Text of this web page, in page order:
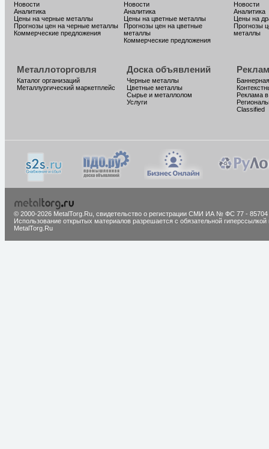
Новости
Аналитика
Цены на черные металлы
Прогнозы цен на черные металлы
Коммерческие предложения
Новости
Аналитика
Цены на цветные металлы
Прогнозы цен на цветные
металлы
Коммерческие предложения
Новости
Аналитика
Цены на
Прогнозы
металлы
Металлоторговля
Каталог организаций
Металлургический маркетплейс
Доска объявлений
Черные металлы
Цветные металлы
Сырье и металлолом
Услуги
Реклама
Classified
© 2000-2026 MetalTorg.Ru, cвидетельство о регистрации СМИ ИА № ФС 77 - 85704
Использование открытых материалов разрешается с обязательной гиперссылкой
MetalTorg.Ru